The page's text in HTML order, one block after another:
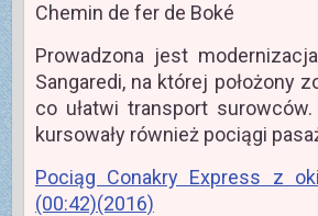
Chemin de fer de Boké
Prowadzona jest
Sangaredi, na której położony
co ułatwi transport
kursowały również pociągi
Pociąg Conakry Express z
(00:42)(2016)